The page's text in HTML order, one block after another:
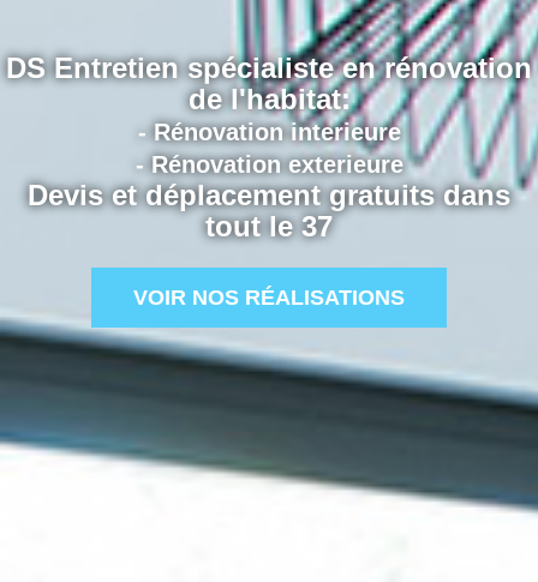
DS Entretien spécialiste en rénovation
de l'habitat:
- Rénovation interieure
- Rénovation exterieure
Devis et déplacement gratuits dans
tout le 37
VOIR NOS RÉALISATIONS